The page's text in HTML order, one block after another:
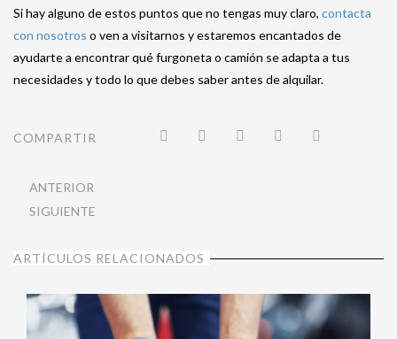
Si hay alguno de estos puntos que no tengas muy claro, contacta
con nosotros o ven a visitarnos y estaremos encantados de
ayudarte a encontrar qué furgoneta o camión se adapta a tus
necesidades y todo lo que debes saber antes de alquilar.
COMPARTIR
ANTERIOR
SIGUIENTE
ARTÍCULOS RELACIONADOS